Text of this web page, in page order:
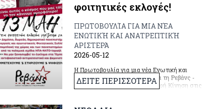
φοιτητικές εκλογές!
ΠΡΩΤΟΒΟΥΛΊΑ ΓΙΑ ΜΙΑ ΝΈΑ
ΕΝΩΤΙΚΉ ΚΑΙ ΑΝΑΤΡΕΠΤΙΚΉ
ΑΡΙΣΤΕΡΆ
2026-05-12
Η Πρωτοβουλία για μια νέα Ενωτική και
Ανατρεπτική Αριστερά στηρίζει τη Ρεβάνς -
Ενωτική Ριζοσπαστική Αριστερή Κίνηση στις
ΔΕΙΤΕ ΠΕΡΙΣΣΟΤΕΡΑ